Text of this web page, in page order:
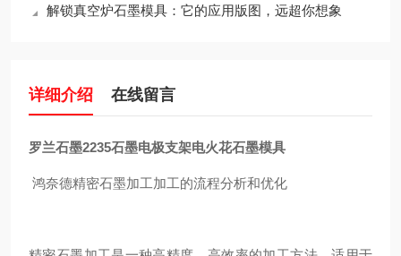
解锁真空炉石墨模具：它的应用版图，远超你想象
详细介绍 在线留言
罗兰石墨2235石墨电极支架电火花石墨模具
鸿奈德精密石墨加工加工的流程分析和优化